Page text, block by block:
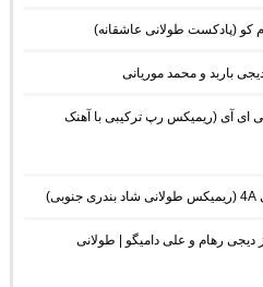
ای آی (ریمیکس رپ ترکیبی با آهنک
دانلود ریمیکس موزیک باکس 43 از دیجی رهام و علی دامیگو | طولانی